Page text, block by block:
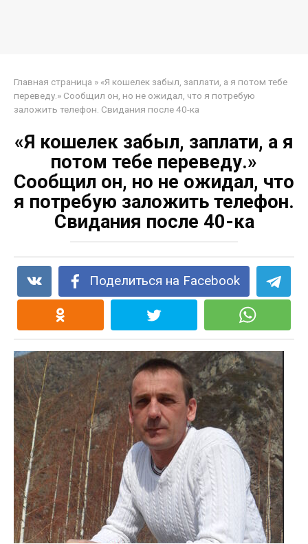
Главная страница » «Я кошелек забыл, заплати, а я потом тебе
переведу.» Сообщил он, но не ожидал, что я потребую
заложить телефон. Свидания после 40-ка
«Я кошелек забыл, заплати, а я
потом тебе переведу.»
Сообщил он, но не ожидал, что
я потребую заложить телефон.
Свидания после 40-ка
Поделиться на Facebook